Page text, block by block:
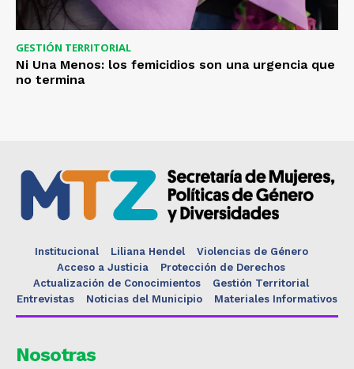
GESTIÓN TERRITORIAL
Ni Una Menos: los femicidios son una urgencia que
no termina
Institucional Liliana Hendel
Violencias de Género
Acceso a Justicia
Protección de Derechos
Actualización de Conocimientos
Gestión Territorial
Entrevistas
Noticias del Municipio Materiales Informativos
Nosotras